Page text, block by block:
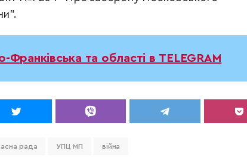
Франківська та області в TELEGRAM
рада УПЦ МП війна